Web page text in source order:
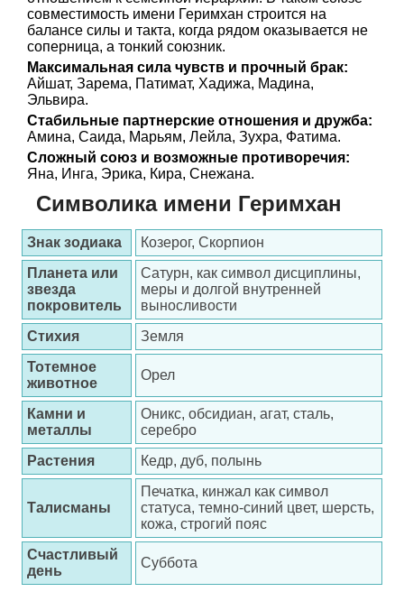
совместимость имени Геримхан строится на
балансе силы и такта, когда рядом оказывается не
соперница, а тонкий союзник.
Максимальная сила чувств и прочный брак:
Айшат, Зарема, Патимат, Хадижа, Мадина,
Эльвира.
Стабильные партнерские отношения и дружба:
Амина, Саида, Марьям, Лейла, Зухра, Фатима.
Сложный союз и возможные противоречия:
Яна, Инга, Эрика, Кира, Снежана.
Символика имени Геримхан
Знак зодиака
Козерог, Скорпион
Планета или
звезда
покровитель
Сатурн, как символ дисциплины,
меры и долгой внутренней
выносливости
Стихия
Земля
Тотемное
животное
Орел
Камни и
металлы
Оникс, обсидиан, агат, сталь,
серебро
Растения
Кедр, дуб, полынь
Талисманы
Печатка, кинжал как символ
статуса, темно-синий цвет, шерсть,
кожа, строгий пояс
Счастливый
день
Суббота